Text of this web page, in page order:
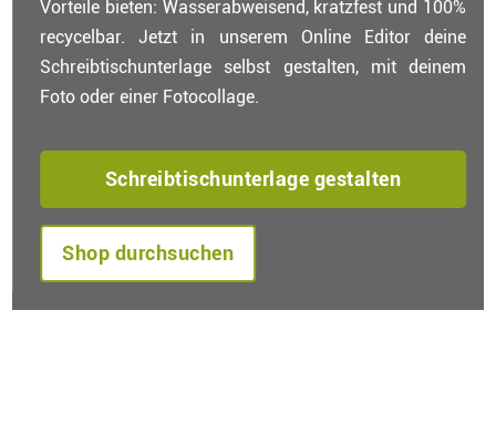
Vorteile bieten: Wasserabweisend, kratzfest und 100%
recycelbar. Jetzt in unserem Online Editor deine
Schreibtischunterlage selbst gestalten, mit deinem
Foto oder einer Fotocollage.
Schreibtischunterlage gestalten
Shop durchsuchen